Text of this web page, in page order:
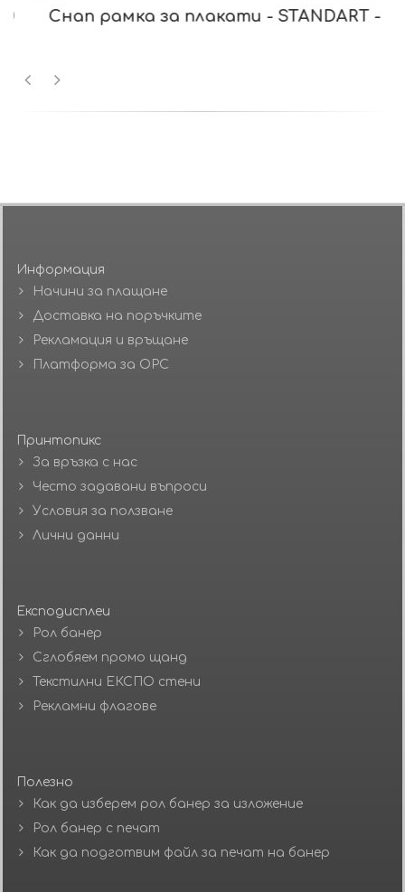
Снап рамка за плакати - STANDART -
Информация
Начини за плащане
Доставка на поръчките
Рекламация и връщане
Платформа за ОРС
Принтопикс
За връзка с нас
Често задавани въпроси
Условия за ползване
Лични данни
Експодисплеи
Рол банер
Сглобяем промо щанд
Текстилни ЕКСПО стени
Рекламни флагове
Полезно
Как да изберем рол банер за изложение
Рол банер с печат
Как да подготвим файл за печат на банер